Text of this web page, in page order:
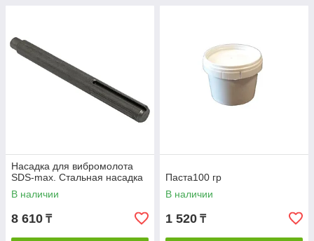
Насадка для вибромолота
SDS-max. Стальная насадка
В наличии
8 610 ₸
Паста100 гр
В наличии
1 520 ₸